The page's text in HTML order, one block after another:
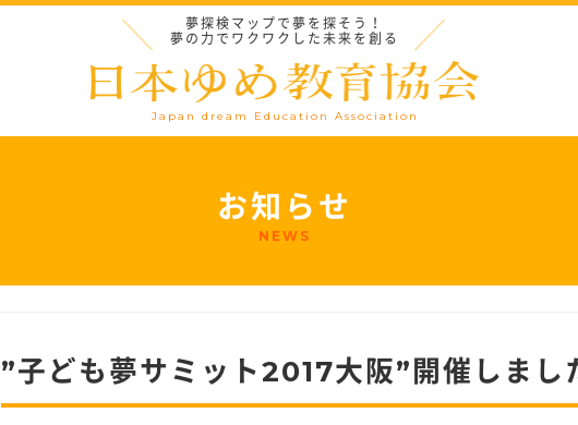
夢探検マップで夢を探そう！
夢の力でワクワクした未来を創る
Japan dream Education Association
お知らせ
NEWS
”子ども夢サミット2017大阪”開催しまし